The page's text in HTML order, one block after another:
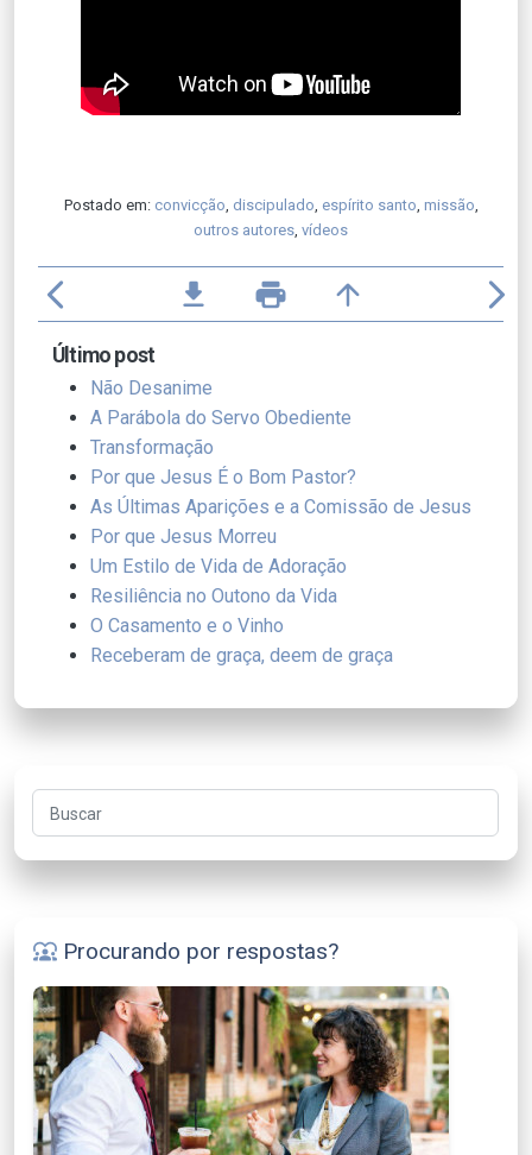
Postado em: convicção, discipulado, espírito santo, missão,
outros autores, vídeos
arrow_back_ios file_download print arrow_upward arrow_forward_ios
Último post
Não Desanime
A Parábola do Servo Obediente
Transformação
Por que Jesus É o Bom Pastor?
As Últimas Aparições e a Comissão de Jesus
Por que Jesus Morreu
Um Estilo de Vida de Adoração
Resiliência no Outono da Vida
O Casamento e o Vinho
Receberam de graça, deem de graça
Buscar
diversity_1 Procurando por respostas?